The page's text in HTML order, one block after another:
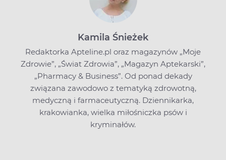
Kamila Śnieżek
Redaktorka Apteline.pl oraz magazynów „Moje
Zdrowie”, „Świat Zdrowia”, „Magazyn Aptekarski”,
„Pharmacy & Business”. Od ponad dekady
związana zawodowo z tematyką zdrowotną,
medyczną i farmaceutyczną. Dziennikarka,
krakowianka, wielka miłośniczka psów i
kryminałów.